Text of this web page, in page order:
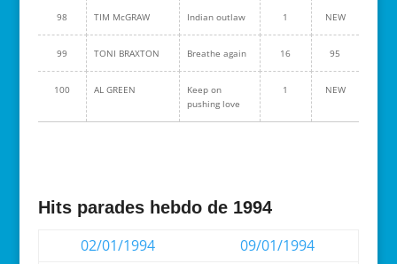
98 TIM McGRAW Indian outlaw 1 NEW
99 TONI BRAXTON Breathe again 16 95
100 AL GREEN
Keep on
pushing love
1 NEW
Hits parades hebdo de 1994
02/01/1994
09/01/1994